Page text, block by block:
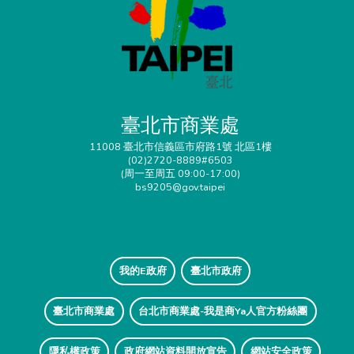
臺北市商業處
11008 臺北市信義區市府路1號 北區1樓
(02)2720-8889#6503
(周一至周五 09:00-17:00)
bs9205@gov.taipei
我的E政府 臺北市政府
臺北市商業處 台北市商業處-我是商Ya人官方粉絲團